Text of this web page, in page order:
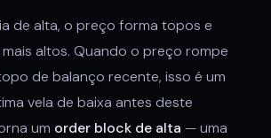
de alta, o preço forma topos e
altos. Quando o preço rompe
de balanço recente, isso é um
vela de baixa antes deste
um order block de alta — uma